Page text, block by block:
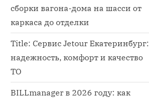
сборки вагона-дома на шасси от
каркаса до отделки
Title: Сервис Jetour Екатеринбург:
надежность, комфорт и качество
ТО
BILLmanager в 2026 году: как